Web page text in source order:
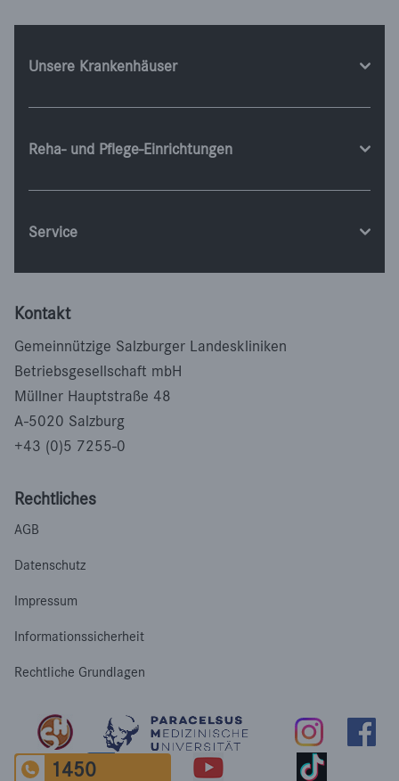
1450
Unsere Krankenhäuser
Reha- und Pflege-Einrichtungen
Service
Kontakt
Gemeinnützige Salzburger Landeskliniken
Betriebsgesellschaft mbH
Müllner Hauptstraße 48
A-5020 Salzburg
+43 (0)5 7255-0
Rechtliches
AGB
Datenschutz
Impressum
Informationssicherheit
Rechtliche Grundlagen